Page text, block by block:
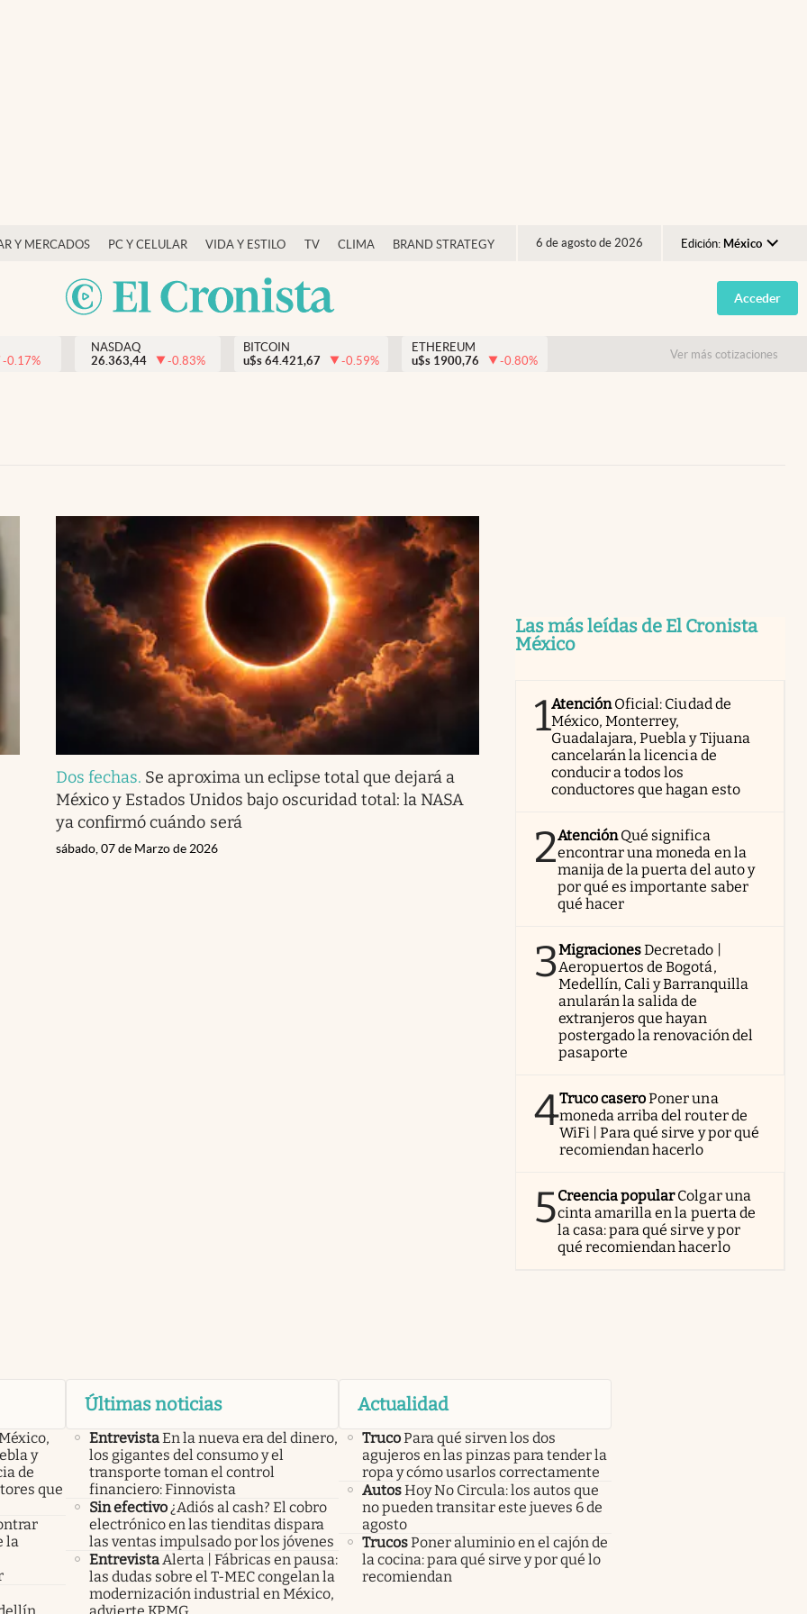
Y MERCADOS PC Y CELULAR VIDA Y ESTILO TV CLIMA BRAND STRATEGY 6 de agosto de 2026 Edición: México
Argentina
España
USA
Acceder
-0.17%
NASDAQ
26.363,44
-0.83%
BITCOIN
u$s 64.421,67 -0.59%
ETHEREUM
u$s 1900,76 -0.80% Ver más cotizaciones
Dos fechas. Se aproxima un eclipse total que dejará a
México y Estados Unidos bajo oscuridad total: la NASA
ya confirmó cuándo será
sábado, 07 de Marzo de 2026
Las más leídas de El Cronista
México
1AtenciónOficial: Ciudad de
México, Monterrey,
Guadalajara, Puebla y Tijuana
cancelarán la licencia de
conducir a todos los
conductores que hagan esto
2AtenciónQué significa
encontrar una moneda en la
manija de la puerta del auto y
por qué es importante saber
qué hacer
3MigracionesDecretado |
Aeropuertos de Bogotá,
Medellín, Cali y Barranquilla
anularán la salida de
extranjeros que hayan
postergado la renovación del
pasaporte
4Truco caseroPoner una
moneda arriba del router de
WiFi | Para qué sirve y por qué
recomiendan hacerlo
5Creencia popularColgar una
cinta amarilla en la puerta de
la casa: para qué sirve y por
qué recomiendan hacerlo
y
de
que
la
Últimas noticias
EntrevistaEn la nueva era del dinero,
los gigantes del consumo y el
transporte toman el control
financiero: Finnovista
Sin efectivo ¿Adiós al cash? El cobro
electrónico en las tienditas dispara
las ventas impulsado por los jóvenes
Entrevista Alerta | Fábricas en pausa:
las dudas sobre el T-MEC congelan la
modernización industrial en México,
Actualidad
TrucoPara qué sirven los dos
agujeros en las pinzas para tender la
ropa y cómo usarlos correctamente
AutosHoy No Circula: los autos que
no pueden transitar este jueves 6 de
agosto
TrucosPoner aluminio en el cajón de
la cocina: para qué sirve y por qué lo
recomiendan